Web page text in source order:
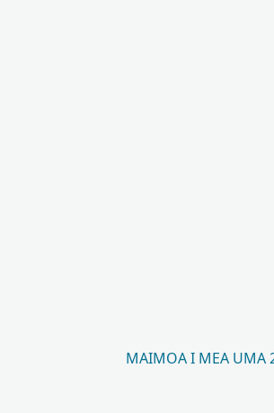
MAIMOA I MEA UMA